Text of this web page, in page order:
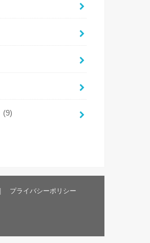
(9)
プライバシーポリシー